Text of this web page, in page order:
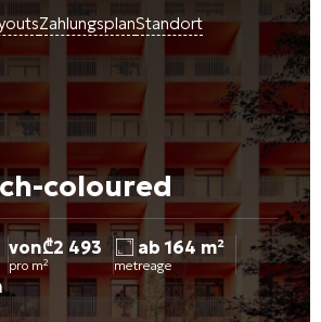
ZahlungsplanStandort
coloured
von₾2 493
pro m²
ab 164 m²
metreage